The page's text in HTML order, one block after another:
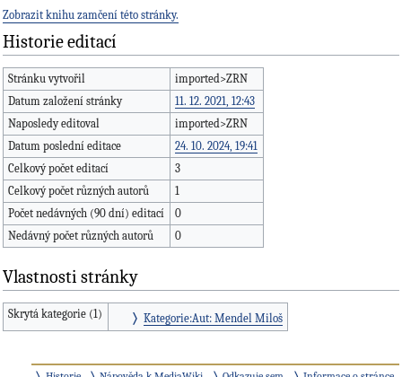
Zobrazit knihu zamčení této stránky.
Historie editací
Stránku vytvořil
imported>ZRN
Datum založení stránky
11. 12. 2021, 12:43
Naposledy editoval
imported>ZRN
Datum poslední editace
24. 10. 2024, 19:41
Celkový počet editací
3
Celkový počet různých autorů
1
Počet nedávných (90 dní) editací
0
Nedávný počet různých autorů
0
Vlastnosti stránky
Skrytá kategorie (1) Kategorie:Aut: Mendel Miloš